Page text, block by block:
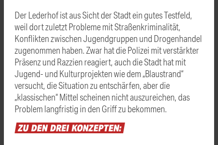
Der Lederhof ist aus Sicht der Stadt ein gutes Testfeld,
weil dort zuletzt Probleme mit Straßenkriminalität,
Konflikten zwischen Jugendgruppen und Drogenhandel
zugenommen haben. Zwar hat die Polizei mit verstärkter
Präsenz und Razzien reagiert, auch die Stadt hat mit
Jugend- und Kulturprojekten wie dem „Blaustrand“
versucht, die Situation zu entschärfen, aber die
„klassischen“ Mittel scheinen nicht auszureichen, das
Problem langfristig in den Griff zu bekommen.
ZUDENDREI KONZEPTEN: